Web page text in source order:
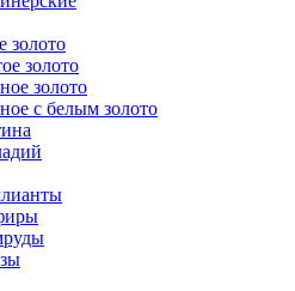
золото
золото
золото
с белым золото